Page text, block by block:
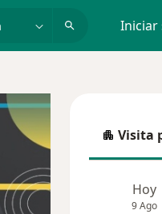
Iniciar
Visita
Visita
Hoy
9 Ago